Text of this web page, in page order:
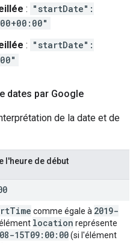
: "startDate":
: "startDate":
dates par Google
de la date et de
l'heure de début
Time comme égale à 2019-
location représente
15T09:00:00(si l'élément